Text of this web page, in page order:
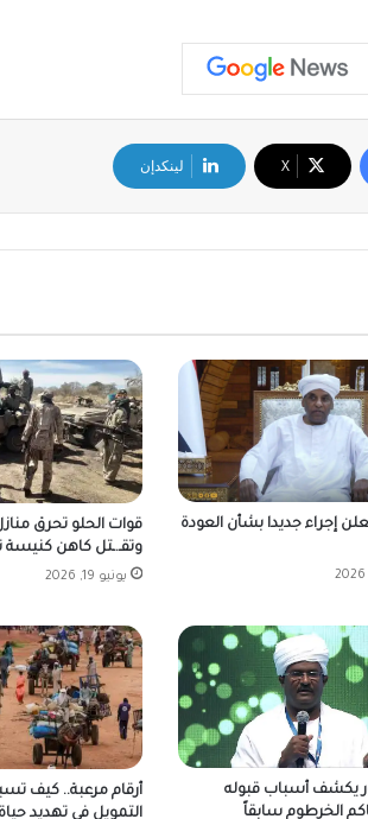
‫X لينكدإن
إجراء جديدا بشأن العودة
قوات الحلو تحرق
وتقـ.ـتل كاهن كنيسة
يونيو 19, 2026
يكشف أسباب قبوله
الخرطوم سابقاً
أرقام مرعبة.. كيف